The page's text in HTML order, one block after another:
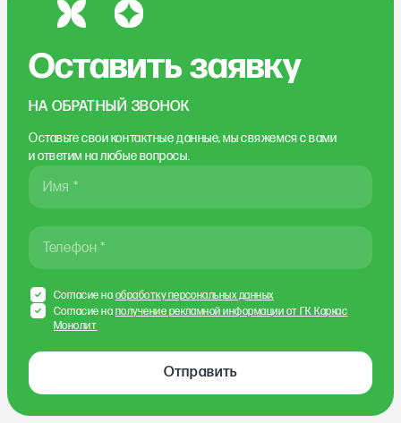
Оставить заявку
НА ОБРАТНЫЙ ЗВОНОК
Оставьте свои контактные данные, мы свяжемсяс вами
и ответим на любые вопросы.
Имя *
Телефон *
Отправить
Согласие на обработку персональных данных
Согласие на получение рекламной информации от ГК Каркас
Монолит